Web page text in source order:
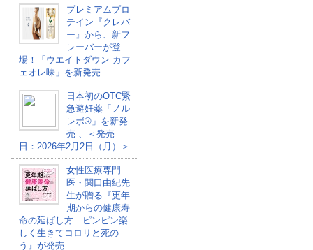
プレミアムプロ
テイン『クレバ
ー』から、新フ
レーバーが登
場！「ウエイトダウン カフ
ェオレ味」を新発売
日本初のOTC緊
急避妊薬「ノル
レボ®」を新発
売 、＜発売
日：2026年2月2日（月）＞
女性医療専門
医・関口由紀先
生が贈る『更年
期からの健康寿
命の延ばし方 ピンピン楽
しく生きてコロリと死の
う』が発売